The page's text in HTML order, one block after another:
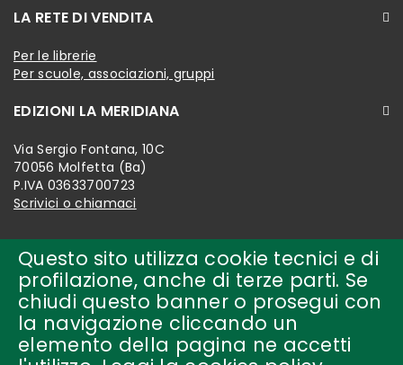
Questo sito utilizza cookie tecnici e di
profilazione, anche di terze parti. Se
chiudi questo banner o prosegui con
la navigazione cliccando un
elemento della pagina ne accetti
LA RETE DI VENDITA
Per le librerie
Per scuole, associazioni, gruppi
EDIZIONI LA MERIDIANA
Via Sergio Fontana, 10C
70056 Molfetta (Ba)
P.IVA 03633700723
Scrivici o chiamaci